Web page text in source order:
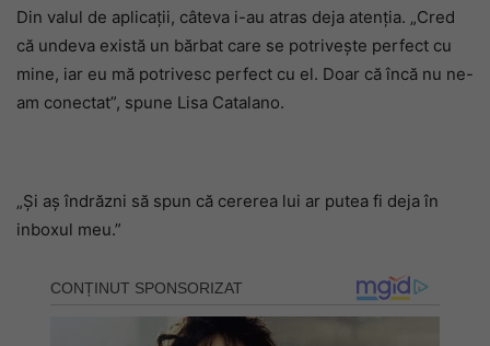
Din valul de aplicații, câteva i-au atras deja atenția. „Cred
că undeva există un bărbat care se potrivește perfect cu
mine, iar eu mă potrivesc perfect cu el. Doar că încă nu ne-
am conectat”, spune Lisa Catalano.
„Și aș îndrăzni să spun că cererea lui ar putea fi deja în
inboxul meu.”